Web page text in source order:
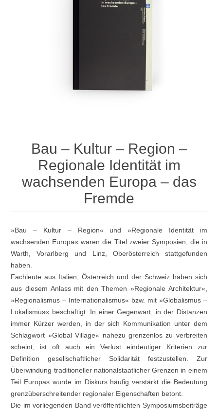
Bau – Kultur – Region –
Regionale Identität im
wachsenden Europa – das
Fremde
»Bau – Kultur – Region« und »Regionale Identität im
wachsenden Europa« waren die Titel zweier Symposien, die in
Warth, Vorarlberg und Linz, Oberösterreich stattgefunden
haben.
Fachleute aus Italien, Österreich und der Schweiz haben sich
aus diesem Anlass mit den Themen »Regionale Architektur«,
»Regionalismus – Internationalismus« bzw. mit »Globalismus –
Lokalismus« beschäftigt. In einer Gegenwart, in der Distanzen
immer Kürzer werden, in der sich Kommunikation unter dem
Schlagwort »Global Village« nahezu grenzenlos zu verbreiten
scheint, ist oft auch ein Verlust eindeutiger Kriterien zur
Definition gesellschaftlicher Solidarität festzustellen. Zur
Überwindung traditioneller nationalstaatlicher Grenzen in einem
Teil Europas wurde im Diskurs häufig verstärkt die Bedeutung
grenzüberschreitender regionaler Eigenschaften betont.
Die im vorliegenden Band veröffentlichten Symposiumsbeiträge